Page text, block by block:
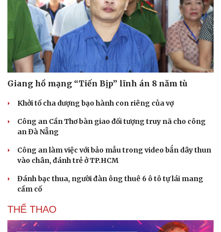
Giang hồ mạng “Tiến Bịp” lĩnh án 8 năm tù
Khởi tố cha dượng bạo hành con riêng của vợ
Công an Cần Thơ bàn giao đối tượng truy nã cho công
an Đà Nẵng
Công an làm việc với bảo mẫu trong video bắn dây thun
vào chân, đánh trẻ ở TP.HCM
Đánh bạc thua, người đàn ông thuê 6 ô tô tự lái mang
cầm cố
THỂ THAO